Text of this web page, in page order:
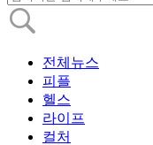
전체뉴스
피플
헬스
라이프
컬처